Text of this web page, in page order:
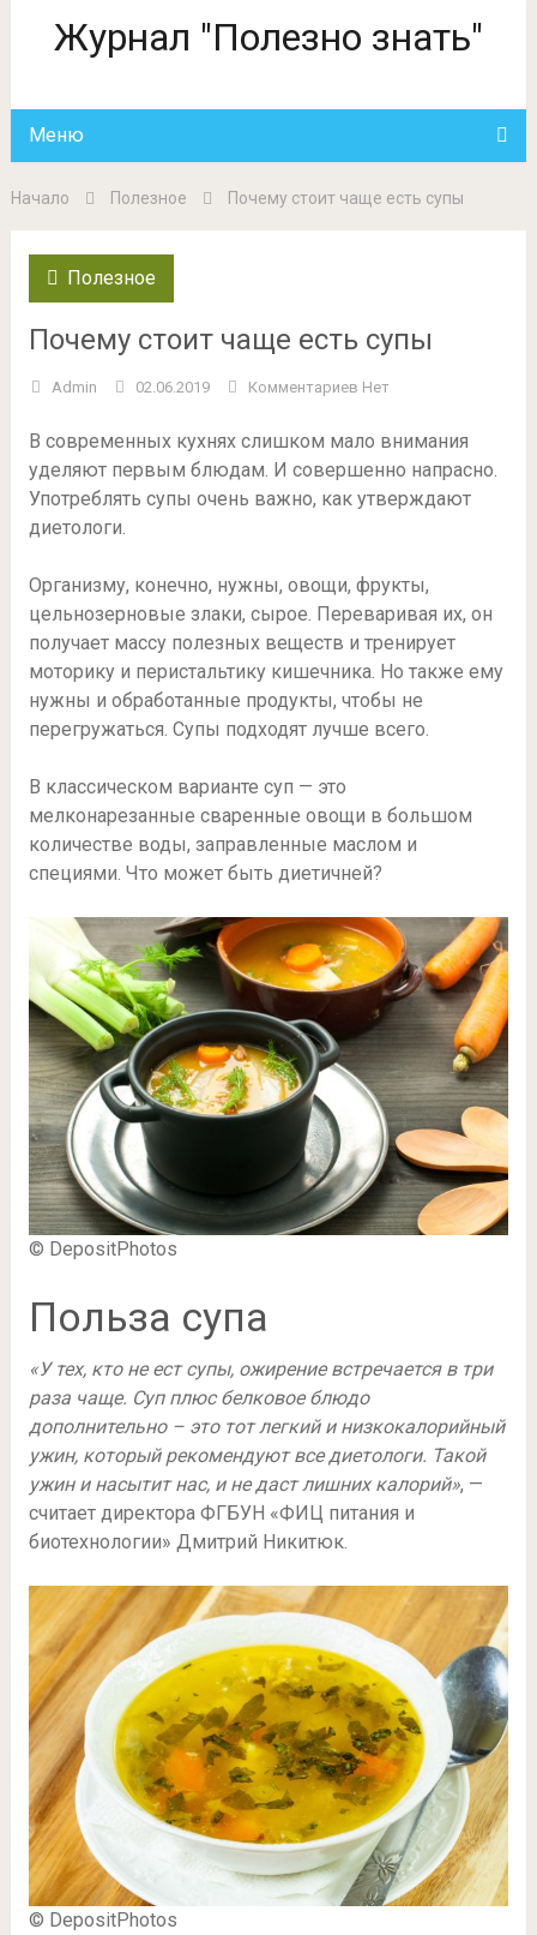
Журнал "Полезно знать"
Меню
Начало Полезное Почему стоит чаще есть супы
Полезное
Почему стоит чаще есть супы
Admin 02.06.2019 Комментариев Нет
В современных кухнях слишком мало внимания
уделяют первым блюдам. И совершенно напрасно.
Употреблять супы очень важно, как утверждают
диетологи.
Организму, конечно, нужны, овощи, фрукты,
цельнозерновые злаки, сырое. Переваривая их, он
получает массу полезных веществ и тренирует
моторику и перистальтику кишечника. Но также ему
нужны и обработанные продукты, чтобы не
перегружаться. Супы подходят лучше всего.
В классическом варианте суп — это
мелконарезанные сваренные овощи в большом
количестве воды, заправленные маслом и
специями. Что может быть диетичней?
© DepositPhotos
Польза супа
«У тех, кто не ест супы, ожирение встречается в три
раза чаще. Суп плюс белковое блюдо
дополнительно – это тот легкий и низкокалорийный
ужин, который рекомендуют все диетологи. Такой
ужин и насытит нас, и не даст лишних калорий», —
считает директора ФГБУН «ФИЦ питания и
биотехнологии» Дмитрий Никитюк.
© DepositPhotos